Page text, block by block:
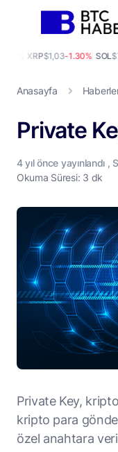
XRP$1,03-1.30% SOL
Anasayfa
Private
4 yılönce yayınlandı ,
Okuma Süresi: 3 dk
Private Key,
kripto para
özel anahtara